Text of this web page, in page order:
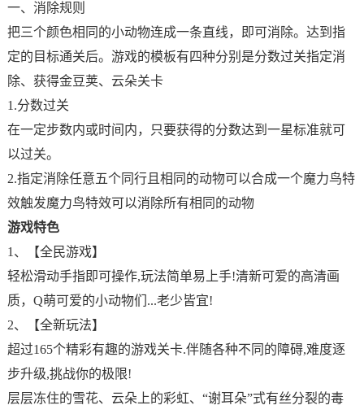
一、消除规则
把三个颜色相同的小动物连成一条直线，即可消除。达到指
定的目标通关后。游戏的模板有四种分别是分数过关指定消
除、获得金豆荚、云朵关卡
1.分数过关
在一定步数内或时间内，只要获得的分数达到一星标准就可
以过关。
2.指定消除任意五个同行且相同的动物可以合成一个魔力鸟特
效触发魔力鸟特效可以消除所有相同的动物
游戏特色
1、【全民游戏】
轻松滑动手指即可操作,玩法简单易上手!清新可爱的高清画
质，Q萌可爱的小动物们...老少皆宜!
2、【全新玩法】
超过165个精彩有趣的游戏关卡.伴随各种不同的障碍,难度逐
步升级,挑战你的极限!
层层冻住的雪花、云朵上的彩虹、“谢耳朵”式有丝分裂的毒